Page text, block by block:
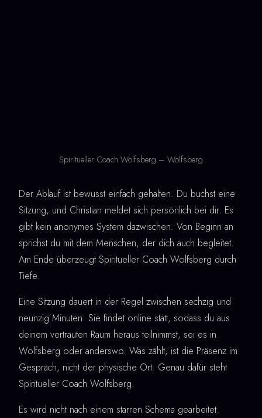
Spiritueller Coach Wolfsberg – Wolfsberg
Der Ablauf ist bewusst einfach gehalten. Du buchst eine
Sitzung, und Christian meldet sich persönlich bei dir. Es
gibt kein anonymes System dazwischen. Von Beginn an
sprichst du mit dem Menschen, der dich auch begleitet.
Am Ende überzeugt Spiritueller Coach Wolfsberg durch
Tiefe.
Eine Sitzung dauert in der Regel zwischen sechzig und
neunzig Minuten. Sie findet online statt, sodass du aus
deinem vertrauten Raum heraus teilnimmst, sei es in
Wolfsberg oder anderswo. Was zählt, ist die Präsenz im
Gespräch, nicht der physische Ort. Genau dafür steht
Spiritueller Coach Wolfsberg.
Es wird nicht nach einem starren Schema gearbeitet.